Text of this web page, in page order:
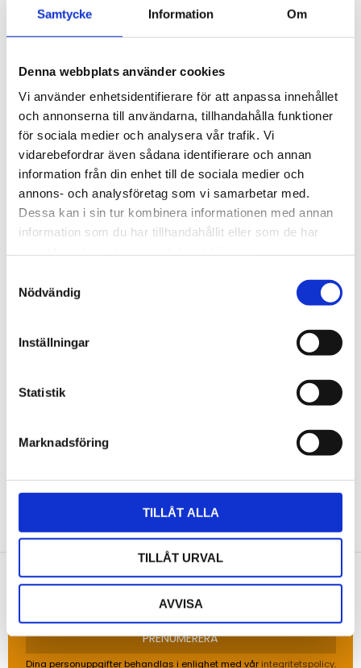
Samtycke Information Om
Denna webbplats använder cookies
Vi använder enhetsidentifierare för att anpassa innehållet
och annonserna till användarna, tillhandahålla funktioner
för sociala medier och analysera vår trafik. Vi
vidarebefordrar även sådana identifierare och annan
information från din enhet till de sociala medier och
annons- och analysföretag som vi samarbetar med.
Dessa kan i sin tur kombinera informationen med annan
information som du har tillhandahållit eller som de har
Nödvändig
Inställningar
Statistik
Marknadsföring
TILLÅT ALLA
TILLÅT URVAL
AVVISA
för temperatur, luftfuktighet och/eller barometertryck) i
serien Hxx3x eller GSM-styrningar med larmfunktion i
anslutning till GSM-styrning med larmfunktion.
STÄLL EN FRÅGA OM PRODUKTEN
Anmäl dig till vårt nyhetsbrev och ta del av de
senaste nyheterna!
PRENUMERERA
Dina personuppgifter behandlas i enlighet med vår integritetspolicy.